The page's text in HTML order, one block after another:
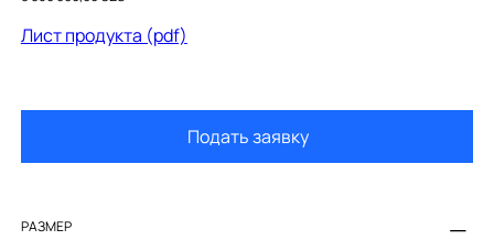
Лист продукта (pdf)
Подать заявку
РАЗМЕР